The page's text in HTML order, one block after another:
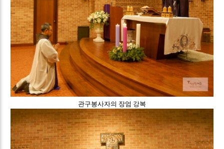
관구봉사자의 장엄 강복